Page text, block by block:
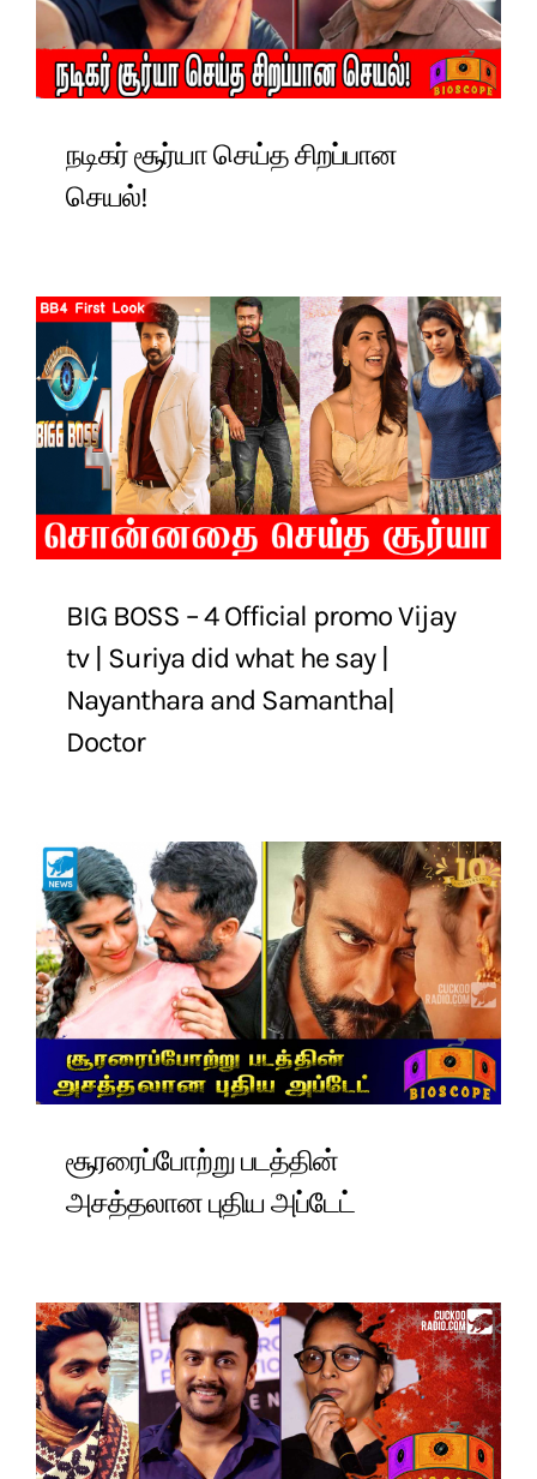
நடிகர் சூர்யா செய்த சிறப்பான
செயல்!
BIG BOSS – 4 Official promo Vijay
tv | Suriya did what he say |
Nayanthara and Samantha|
Doctor
சூரரைப்போற்று படத்தின்
அசத்தலான புதிய அப்டேட்